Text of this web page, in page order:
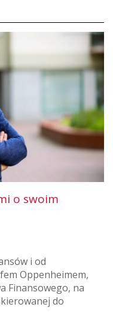
o swoim
i od
Oppenheimem,
Finansowego, na
do